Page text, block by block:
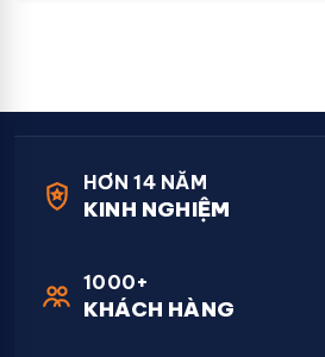
HƠN 14 NĂM
KINH NGHIỆM
1000+
KHÁCH HÀNG